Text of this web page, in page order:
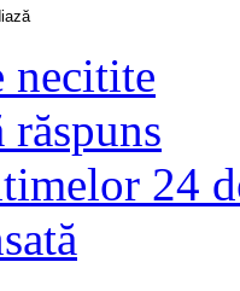
necitite
răspuns
24